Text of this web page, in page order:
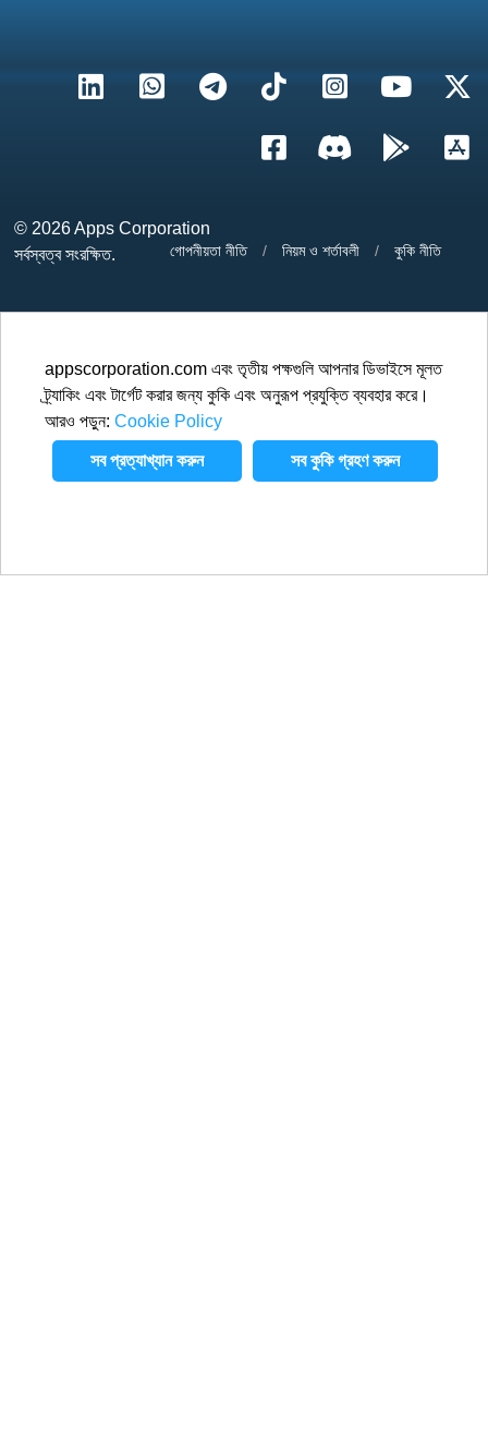
© 2026Apps Corporation
সর্বস্বত্ব সংরক্ষিত.
গোপনীয়তা নীতি / নিয়ম ও শর্তাবলী / কুকি নীতি
appscorporation.com এবং তৃতীয় পক্ষগুলি আপনার ডিভাইসে মূলত
ট্র্যাকিং এবং টার্গেট করার জন্য কুকি এবং অনুরূপ প্রযুক্তি ব্যবহার করে।
আরও পড়ুন: Cookie Policy
সব কুকি গ্রহণ করুন
সব প্রত্যাখ্যান করুন